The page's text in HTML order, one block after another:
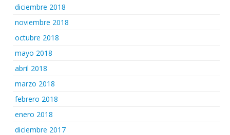
diciembre 2018
noviembre 2018
octubre 2018
mayo 2018
abril 2018
marzo 2018
febrero 2018
enero 2018
diciembre 2017